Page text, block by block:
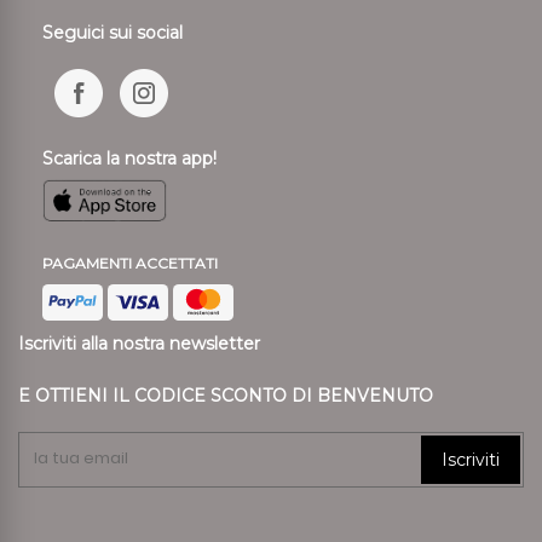
Seguici sui social
Scarica la nostra app!
PAGAMENTI ACCETTATI
Iscriviti alla nostra newsletter
E OTTIENI IL CODICE SCONTO DI BENVENUTO
Iscriviti